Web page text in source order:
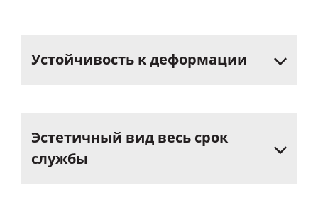
Устойчивость кдеформации
Эстетичный вид весь срок
службы